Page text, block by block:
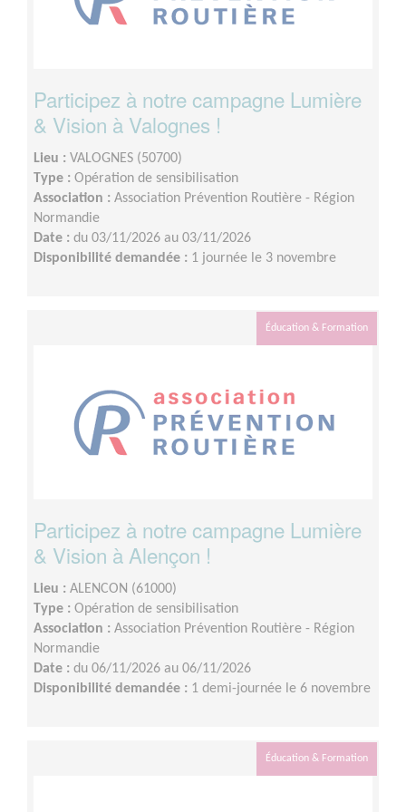
Participez à notre campagne Lumière
& Vision à Valognes !
Lieu : VALOGNES (50700)
Type : Opération de sensibilisation
Association : Association Prévention Routière - Région
Normandie
Date : du 03/11/2026 au 03/11/2026
Disponibilité demandée : 1 journée le 3 novembre
Éducation & Formation
Participez à notre campagne Lumière
& Vision à Alençon !
Lieu : ALENCON (61000)
Type : Opération de sensibilisation
Association : Association Prévention Routière - Région
Normandie
Date : du 06/11/2026 au 06/11/2026
Disponibilité demandée : 1 demi-journée le 6 novembre
Éducation & Formation